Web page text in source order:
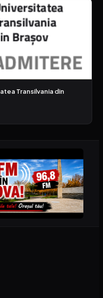
Transilvania din